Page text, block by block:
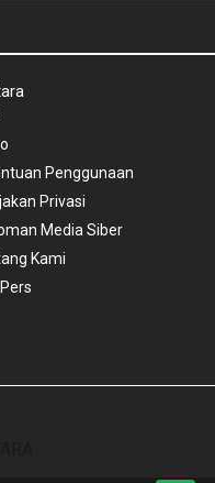
Penggunaan
Privasi
Media Siber
Kami